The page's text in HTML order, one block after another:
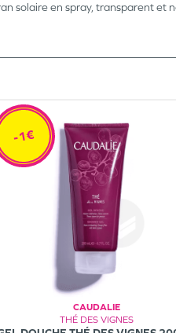
solaire en spray, transparent et
CAUDALIE
THÉ DES VIGNES
-1€